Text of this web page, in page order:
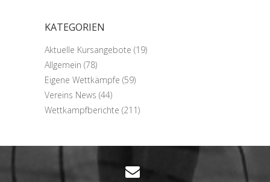
KATEGORIEN
Aktuelle Kursangebote (19)
Allgemein (78)
Eigene Wettkämpfe (59)
Vereins News (44)
Wettkampfberichte (211)